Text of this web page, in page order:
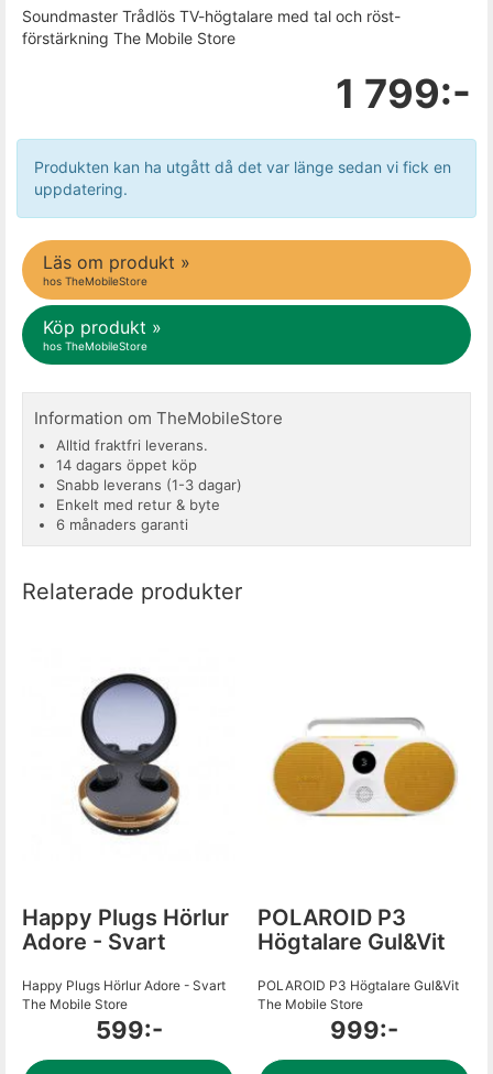
Soundmaster Trådlös TV-högtalare med tal och röst-
förstärkning The Mobile Store
1 799:-
Produkten kan ha utgått då det var länge sedan vi fick en
uppdatering.
Läs om produkt »
hos TheMobileStore
Köp produkt »
hos TheMobileStore
Information om TheMobileStore
Alltid fraktfri leverans.
14 dagars öppet köp
Snabb leverans (1-3 dagar)
Enkelt med retur & byte
6 månaders garanti
Relaterade produkter
Happy Plugs Hörlur
Adore - Svart
Happy Plugs Hörlur Adore - Svart
The Mobile Store
599:-
POLAROID P3
Högtalare Gul&Vit
POLAROID P3 Högtalare Gul&Vit
The Mobile Store
999:-